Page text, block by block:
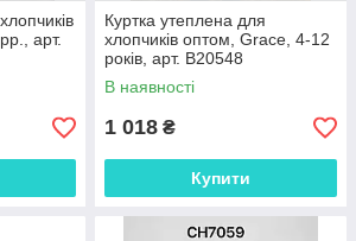
арт.
Куртка утеплена для
хлопчиків оптом, Grace, 4-12
років, арт. В20548
В наявності
1 018 ₴
Купити